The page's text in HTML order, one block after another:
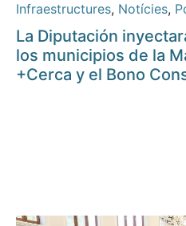
Infraestructures, Notícies,
La Diputación
los municipios de la
+Cerca y el Bono